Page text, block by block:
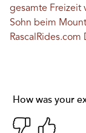
gesamte Freizeit
Sohn beim
RascalRides.com